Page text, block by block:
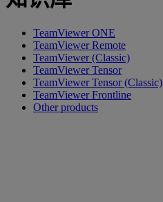
TeamViewer ONE
TeamViewer Remote
TeamViewer (Classic)
TeamViewer Tensor
TeamViewer Tensor (Classic)
TeamViewer Frontline
Other products